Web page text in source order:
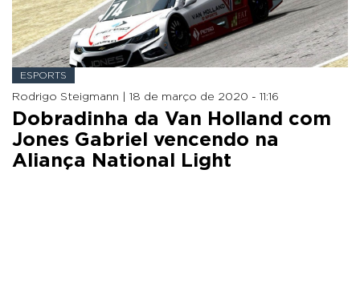
ESPORTS
Rodrigo Steigmann | 18 de março de 2020 - 11:16
Dobradinha da Van Holland com
Jones Gabriel vencendo na
Aliança National Light